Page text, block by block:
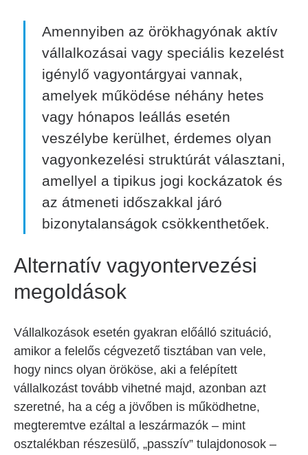
Amennyiben az örökhagyónak aktív
vállalkozásai vagy speciális kezelést
igénylő vagyontárgyai vannak,
amelyek működése néhány hetes
vagy hónapos leállás esetén
veszélybe kerülhet, érdemes olyan
vagyonkezelési struktúrát választani,
amellyel a tipikus jogi kockázatok és
az átmeneti időszakkal járó
bizonytalanságok csökkenthetőek.
Alternatív vagyontervezési
megoldások
Vállalkozások esetén gyakran előálló szituáció,
amikor a felelős cégvezető tisztában van vele,
hogy nincs olyan örököse, aki a felépített
vállalkozást tovább vihetné majd, azonban azt
szeretné, ha a cég a jövőben is működhetne,
megteremtve ezáltal a leszármazók – mint
osztalékban részesülő, „passzív” tulajdonosok –